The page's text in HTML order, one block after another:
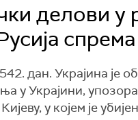
делови у
дан. Украјина је
у Украјини,
у којем је